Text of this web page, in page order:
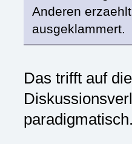
Anderen
ausgeklammert.
Das trifft auf